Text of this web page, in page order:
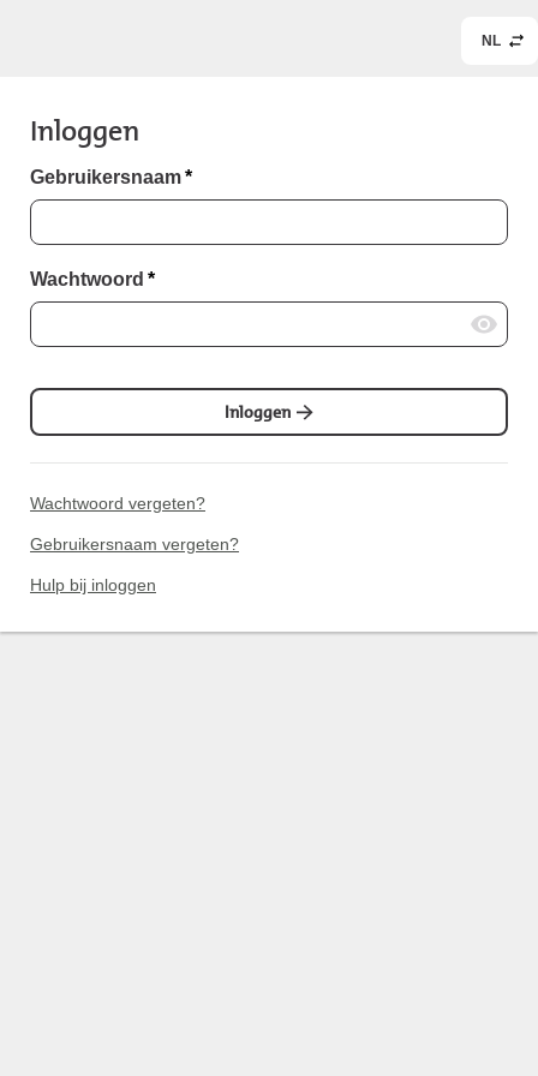
NL
Inloggen
Gebruikersnaam*
Wachtwoord *
Inloggen
Wachtwoord vergeten?
Gebruikersnaam vergeten?
Hulp bij inloggen